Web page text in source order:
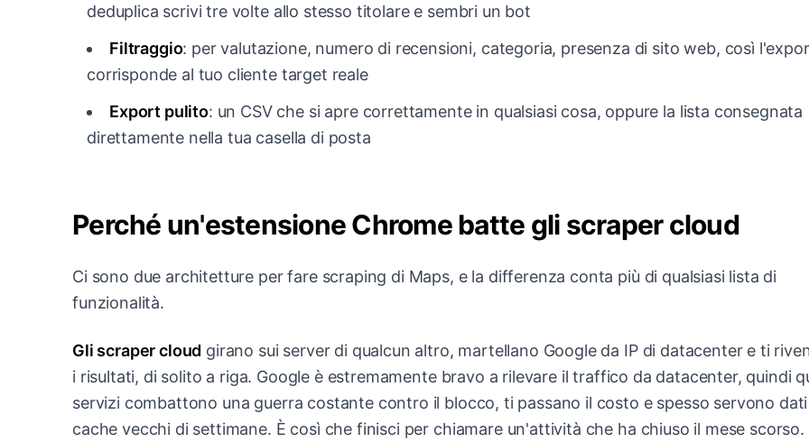
deduplica scrivi tre volte allo stesso titolare e sembri un bot
Filtraggio: per valutazione, numero di recensioni, categoria, presenza di sito web, così
corrisponde al tuo cliente target reale
Export pulito: un CSV che si apre correttamente in qualsiasi cosa, oppure la lista consegnata
direttamente nella tua casella di posta
Perché un'estensione Chrome batte gli scraper cloud
Ci sono due architetture per fare scraping di Maps, e la differenza conta più di qualsiasi lista di
funzionalità.
Gli scraper cloud girano sui server di qualcun altro, martellano Google da IP di datacenter e ti
i risultati, di solito a riga. Google è estremamente bravo a rilevare il traffico da datacenter, quindi
servizi combattono una guerra costante contro il blocco, ti passano il costo e spesso servono
cache vecchi di settimane. È così che finisci per chiamare un'attività che ha chiuso il mese scorso.